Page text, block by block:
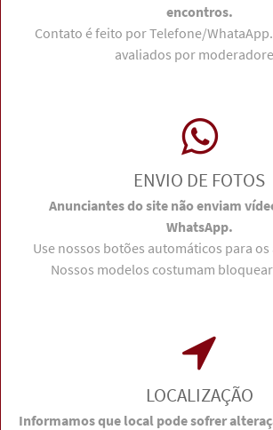
encontros.
Contato é feito por Telefone/
avaliados por
ENVIO DE FOTOS
Anunciantes do site não enviam
WhatsApp.
Use nossos botões automáticos para
Nossos modelos costumam
LOCALIZAÇÃO
Informamos que local pode sofrer